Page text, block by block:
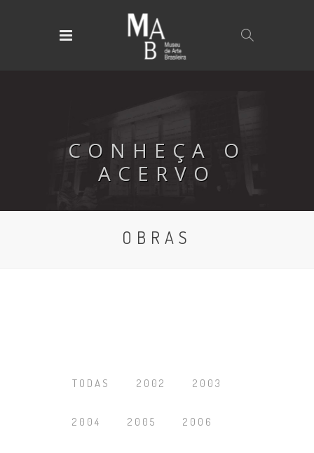
CONHEÇA O
ACERVO
OBRAS
TODAS 2002 2003
2004 2005 2006